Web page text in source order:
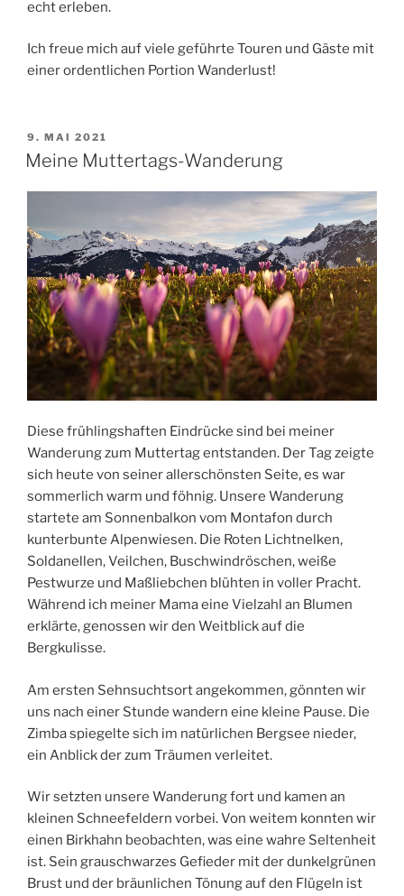
echt erleben.
Ich freue mich auf viele geführte Touren und Gäste mit
einer ordentlichen Portion Wanderlust!
POSTED
ON
9. MAI 2021
Meine Muttertags-Wanderung
Diese frühlingshaften Eindrücke sind bei meiner
Wanderung zum Muttertag entstanden. Der Tag zeigte
sich heute von seiner allerschönsten Seite, es war
sommerlich warm und föhnig. Unsere Wanderung
startete am Sonnenbalkon vom Montafon durch
kunterbunte Alpenwiesen. Die Roten Lichtnelken,
Soldanellen, Veilchen, Buschwindröschen, weiße
Pestwurze und Maßliebchen blühten in voller Pracht.
Während ich meiner Mama eine Vielzahl an Blumen
erklärte, genossen wir den Weitblick auf die
Bergkulisse.
Am ersten Sehnsuchtsort angekommen, gönnten wir
uns nach einer Stunde wandern eine kleine Pause. Die
Zimba spiegelte sich im natürlichen Bergsee nieder,
ein Anblick der zum Träumen verleitet.
Wir setzten unsere Wanderung fort und kamen an
kleinen Schneefeldern vorbei. Von weitem konnten wir
einen Birkhahn beobachten, was eine wahre Seltenheit
ist. Sein grauschwarzes Gefieder mit der dunkelgrünen
Brust und der bräunlichen Tönung auf den Flügeln ist